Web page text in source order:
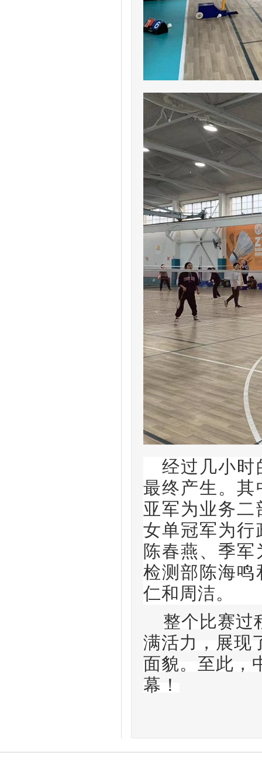
经过 几小时
最终产生。
亚军为业务二
女单冠军为行
陈春燕 、季军
检测部陈海鸣
仁和周洁。
整个比赛过
满活力，展现
面貌。至此，
幕！